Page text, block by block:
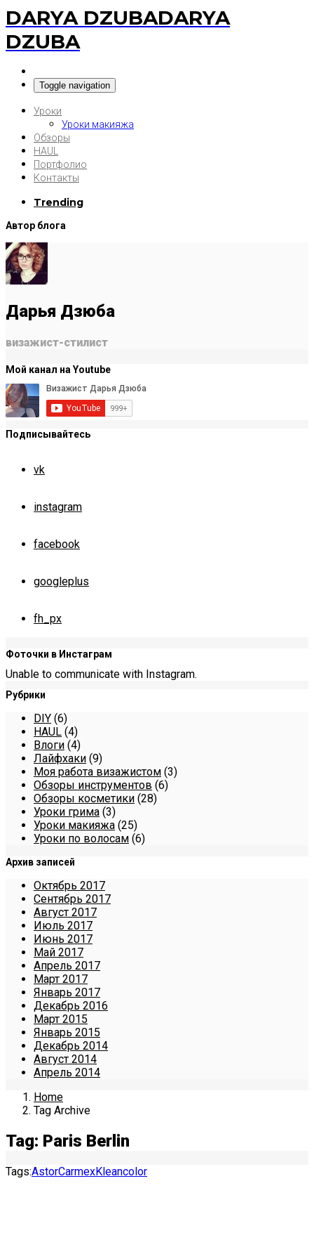
DARYA DZUBADARYA
DZUBA
Toggle navigation
Уроки
Уроки макияжа
Обзоры
HAUL
Портфолио
Контакты
Trending
Автор блога
Дарья Дзюба
визажист-стилист
Мой канал на Youtube
Подписывайтесь
vk
instagram
facebook
googleplus
fh_px
Фоточки в Инстаграм
Unable to communicate with Instagram.
Рубрики
DIY (6)
HAUL (4)
Влоги (4)
Лайфхаки (9)
Моя работа визажистом (3)
Обзоры инструментов (6)
Обзоры косметики (28)
Уроки грима (3)
Уроки макияжа (25)
Уроки по волосам (6)
Архив записей
Октябрь 2017
Сентябрь 2017
Август 2017
Июль 2017
Июнь 2017
Май 2017
Апрель 2017
Март 2017
Январь 2017
Декабрь 2016
Март 2015
Январь 2015
Декабрь 2014
Август 2014
Апрель 2014
Home
Tag Archive
Tag: Paris Berlin
Tags:AstorCarmexKleancolor